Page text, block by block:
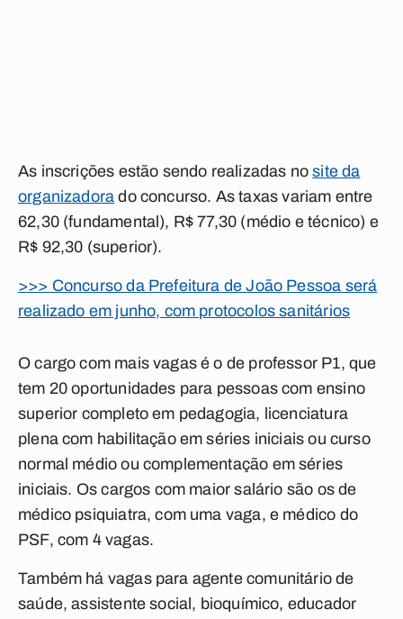
As inscrições estão sendo realizadas nosite da
organizadora do concurso. As taxas variam entre
62,30 (fundamental), R$ 77,30 (médio e técnico) e
R$ 92,30 (superior).
>>> Concurso da Prefeitura de João Pessoa será
realizado em junho, com protocolos sanitários
O cargo com mais vagas é o de professor P1, que
tem 20 oportunidades para pessoas com ensino
superior completo em pedagogia, licenciatura
plena com habilitação em séries iniciais ou curso
normal médio ou complementação em séries
iniciais. Os cargos com maior salário são os de
médico psiquiatra, com uma vaga, e médico do
PSF, com 4 vagas.
Também há vagas para agente comunitário de
saúde, assistente social, bioquímico, educador